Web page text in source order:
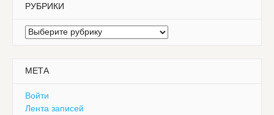
РУБРИКИ
Рубрики
МЕТА
Войти
Лента записей